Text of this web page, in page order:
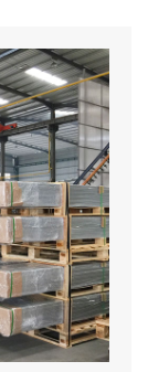
で立ち入った際
対策をしたら